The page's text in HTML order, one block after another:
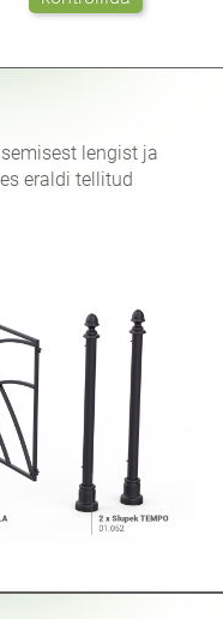
lengist ja
eraldi tellitud